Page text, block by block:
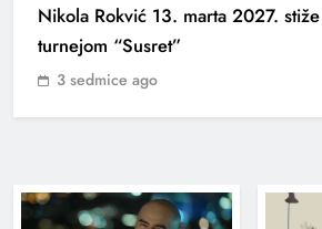
Nikola Rokvić 13. marta 2027.
turnejom “Susret”
3 sedmice ago